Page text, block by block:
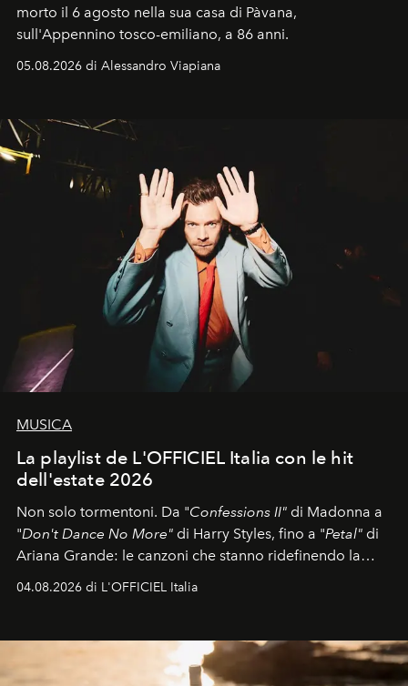
morto il 6 agosto nella sua casa di Pàvana,
sull'Appennino tosco-emiliano, a 86 anni.
05.08.2026 di Alessandro Viapiana
MUSICA
La playlist de L'OFFICIEL Italia con le hit
dell'estate 2026
Non solo tormentoni. Da "Confessions II" di Madonna a
"Don't Dance No More" di Harry Styles, fino a "Petal" di
Ariana Grande: le canzoni che stanno ridefinendo la
04.08.2026 di L'OFFICIEL Italia